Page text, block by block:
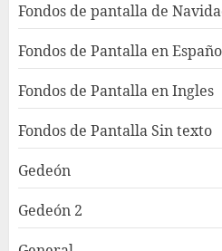
Fondos de pantalla de
Fondos de Pantalla en
Fondos de Pantalla en Ingles
Fondos de Pantalla Sin texto
Gedeón
Gedeón 2